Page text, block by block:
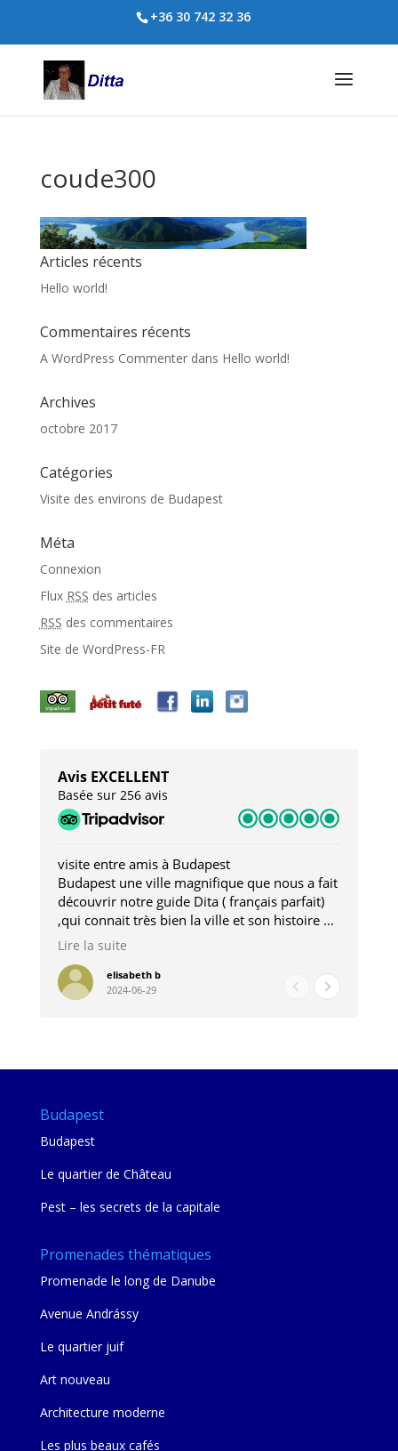
+36 30 742 32 36
coude300
Articles récents
Hello world!
Commentaires récents
A WordPress Commenterdans Hello world!
Archives
octobre 2017
Catégories
Visite des environs de Budapest
Méta
Connexion
Flux RSS des articles
RSS des commentaires
Site de WordPress-FR
Avis EXCELLENT
Basée sur 256 avis
visite entre amis à Budapest
Budapest une ville magnifique que nous a fait
découvrir notre guide Dita ( français parfait)
,qui connait très bien la ville et son histoire et
qui nous a permis d'accéder à des lieux
pour les restaurants . A la fin de notre séjour
nous étions plus avec une amie qu' une guide
Lire la suite
elisabeth b
2024-06-29
Budapest
Budapest
Le quartier de Château
Pest – les secrets de la capitale
Promenades thématiques
Promenade le long de Danube
Avenue Andrássy
Le quartier juif
Art nouveau
Architecture moderne
Les plus beaux cafés